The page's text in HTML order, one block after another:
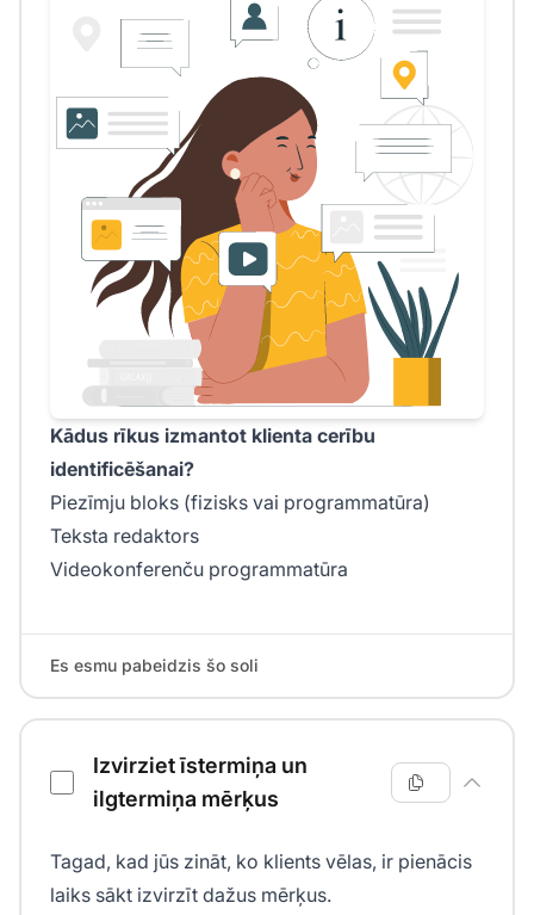
Kādus rīkus izmantot klienta cerību
identificēšanai?
Piezīmju bloks (fizisks vai programmatūra)
Teksta redaktors
Videokonferenču programmatūra
Es esmu pabeidzis šo soli
Izvirziet īstermiņa un
ilgtermiņa mērķus
Tagad, kad jūs zināt, ko klients vēlas, ir pienācis
laiks sākt izvirzīt dažus mērķus.